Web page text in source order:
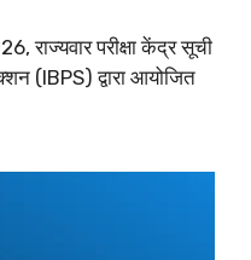
राज्यवार परीक्षा केंद्र सूची
(IBPS) द्वारा आयोजित